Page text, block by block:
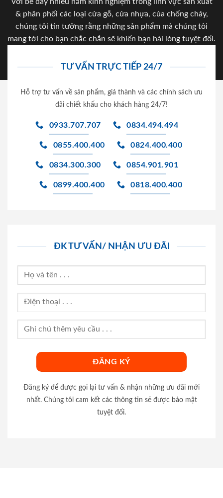
Với bề dày nhiều năm kinh nghiệm trong lĩnh vực sản xuất
& phân phối các loại cửa gỗ, cửa nhựa, của chống cháy,
chúng tôi tin tưởng rằng những sản phẩm mà chúng tôi
mang tới cho bạn chắc chắn sẽ khiến bạn hài lòng tuyệt đối.
TƯ VẤN TRỰC TIẾP 24/7
Hỗ trợ tư vấn về sản phẩm, giá thành và các chính sách ưu
đãi chiết khấu cho khách hàng 24/7!
0933.707.707 0834.494.494
0855.400.400 0824.400.400
0834.300.300 0854.901.901
0899.400.400 0818.400.400
ĐK TƯ VẤN/ NHẬN ƯU ĐÃI
Đăng ký để được gọi lại tư vấn & nhận những ưu đãi mới
nhất. Chúng tôi cam kết các thông tin sẽ được bảo mật
tuyệt đối.